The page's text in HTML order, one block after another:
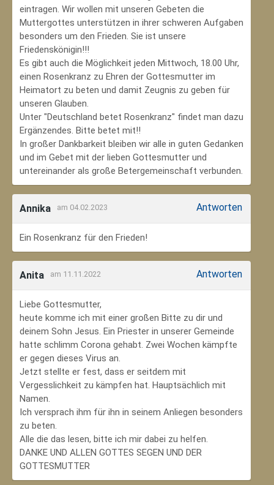
eintragen. Wir wollen mit unseren Gebeten die
Muttergottes unterstützen in ihrer schweren Aufgaben
besonders um den Frieden. Sie ist unsere
Friedenskönigin!!!
Es gibt auch die Möglichkeit jeden Mittwoch, 18.00 Uhr,
einen Rosenkranz zu Ehren der Gottesmutter im
Heimatort zu beten und damit Zeugnis zu geben für
unseren Glauben.
Unter "Deutschland betet Rosenkranz" findet man dazu
Ergänzendes. Bitte betet mit!!
In großer Dankbarkeit bleiben wir alle in guten Gedanken
und im Gebet mit der lieben Gottesmutter und
untereinander als große Betergemeinschaft verbunden.
Annika am 04.02.2023 Antworten
Ein Rosenkranz für den Frieden!
Anita am 11.11.2022 Antworten
Liebe Gottesmutter,
heute komme ich mit einer großen Bitte zu dir und
deinem Sohn Jesus. Ein Priester in unserer Gemeinde
hatte schlimm Corona gehabt. Zwei Wochen kämpfte
er gegen dieses Virus an.
Jetzt stellte er fest, dass er seitdem mit
Vergesslichkeit zu kämpfen hat. Hauptsächlich mit
Namen.
Ich versprach ihm für ihn in seinem Anliegen besonders
zu beten.
Alle die das lesen, bitte ich mir dabei zu helfen.
DANKE UND ALLEN GOTTES SEGEN UND DER
GOTTESMUTTER